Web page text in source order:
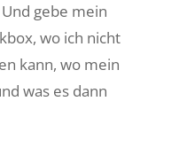
gebe mein
wo ich nicht
kann, wo mein
was es dann